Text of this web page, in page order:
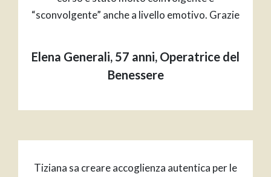
“sconvolgente” anche a livello emotivo. Grazie
Elena Generali, 57 anni, Operatrice del
Benessere
Tiziana sa creare accoglienza autentica per le